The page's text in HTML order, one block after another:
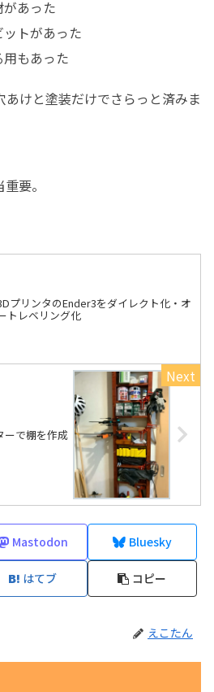
あった
トがあった
もあった
けと塗装だけでさらっと済みま
要。
プリンタのEnder3をダイレクト化・オ
トレベリング化
で棚を作成
Mastodon Bluesky
はてブ コピー
えこたん